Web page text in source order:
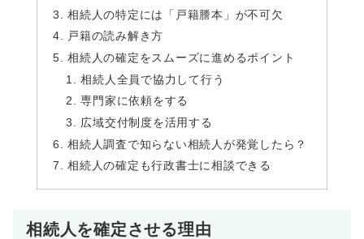
相続人の特定には「戸籍謄本」が不可欠
戸籍の読み解き方
相続人の確定をスムーズに進めるポイント
相続人全員で協力して行う
専門家に依頼をする
広域交付制度を活用する
相続人調査で知らない相続人が発覚したら？
相続人の確定も行政書士に相談できる
相続人を確定させる理由